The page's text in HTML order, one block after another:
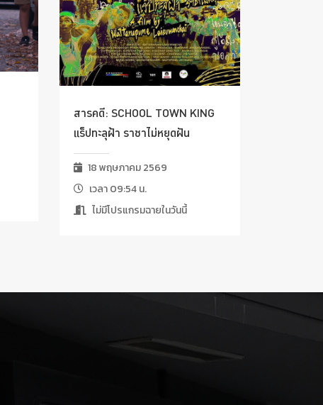
สารคดี: SCHOOL TOWN KING
แร็ปทะลุฝ้า ราชาไม่หยุดฝัน
18 พฤษภาคม 2569
เวลา 09:54 น.
ไม่มีโปรแกรมฉายในวันนี้